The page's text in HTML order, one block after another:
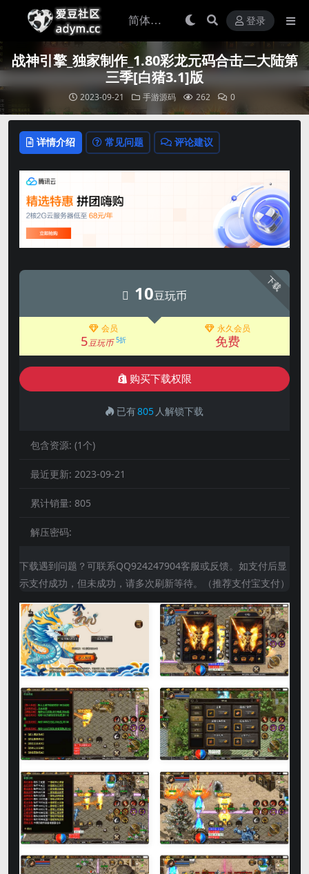
登录
战神引擎_独家制作_1.80彩龙元码合击二大陆第
三季[白猪3.1]版
2023-09-21 手游源码 262 0
详情介绍 常见问题 评论建议
下载
10豆玩币
会员
5豆玩币 5折
永久会员
免费
购买下载权限
已有805 人解锁下载
包含资源: (1个)
最近更新: 2023-09-21
累计销量: 805
解压密码:
下载遇到问题？可联系QQ924247904客服或反馈。如支付后显
示支付成功，但未成功，请多次刷新等待。（推荐支付宝支付）